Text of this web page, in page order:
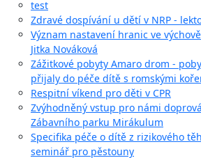
test
Zdravé dospívání u dětí v NRP -
Význam nastavení hranic ve
Jitka Nováková
Zážitkové pobyty Amaro drom -
přijaly do péče dítě s romskými
Respitní víkend pro děti v CPR
Zvýhodněný vstup pro námi
Zábavního parku Mirákulum
Specifika péče o dítě z rizikového
seminář pro pěstouny